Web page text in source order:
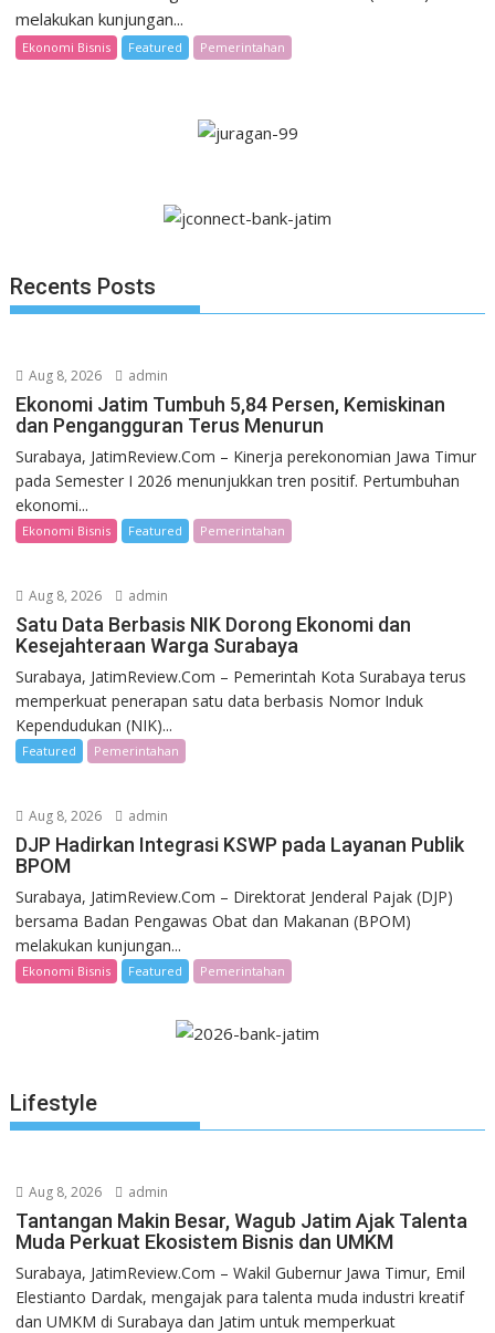
melakukan kunjungan...
Ekonomi Bisnis Featured Pemerintahan
Recents Posts
Aug 8, 2026 admin
Ekonomi Jatim Tumbuh 5,84 Persen, Kemiskinan
dan Pengangguran Terus Menurun
Surabaya, JatimReview.Com – Kinerja perekonomian Jawa Timur
pada Semester I 2026 menunjukkan tren positif. Pertumbuhan
ekonomi...
Ekonomi Bisnis Featured Pemerintahan
Aug 8, 2026 admin
Satu Data Berbasis NIK Dorong Ekonomi dan
Kesejahteraan Warga Surabaya
Surabaya, JatimReview.Com – Pemerintah Kota Surabaya terus
memperkuat penerapan satu data berbasis Nomor Induk
Kependudukan (NIK)...
Featured Pemerintahan
Aug 8, 2026 admin
DJP Hadirkan Integrasi KSWP pada Layanan Publik
BPOM
Surabaya, JatimReview.Com – Direktorat Jenderal Pajak (DJP)
bersama Badan Pengawas Obat dan Makanan (BPOM)
melakukan kunjungan...
Ekonomi Bisnis Featured Pemerintahan
Lifestyle
Aug 8, 2026 admin
Tantangan Makin Besar, Wagub Jatim Ajak Talenta
Muda Perkuat Ekosistem Bisnis dan UMKM
Surabaya, JatimReview.Com – Wakil Gubernur Jawa Timur, Emil
Elestianto Dardak, mengajak para talenta muda industri kreatif
dan UMKM di Surabaya dan Jatim untuk memperkuat